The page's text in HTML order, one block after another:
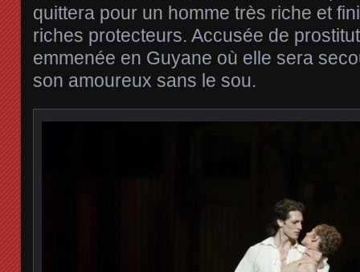
quittera pour un homme très riche et
riches protecteurs. Accusée de
emmenée en Guyane où elle sera
son amoureux sans le sou.